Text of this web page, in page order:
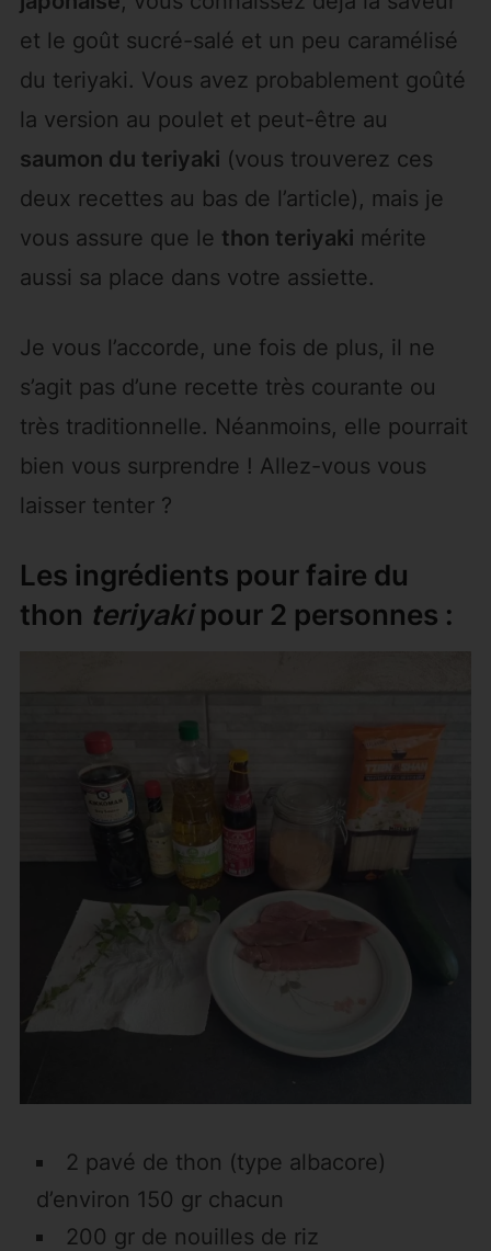
et le goût sucré-salé et un peu caramélisé
du teriyaki. Vous avez probablement goûté
la version au poulet et peut-être au
saumon du teriyaki (vous trouverez ces
deux recettes au bas de l’article), mais je
vous assure que le thon teriyaki mérite
aussi sa place dans votre assiette.
Je vous l’accorde, une fois de plus, il ne
s’agit pas d’une recette très courante ou
très traditionnelle. Néanmoins, elle pourrait
bien vous surprendre ! Allez-vous vous
laisser tenter ?
Les ingrédients pour faire du
thon teriyakipour 2 personnes :
2 pavé de thon (type albacore)
d’environ 150 gr chacun
200 gr de nouilles de riz